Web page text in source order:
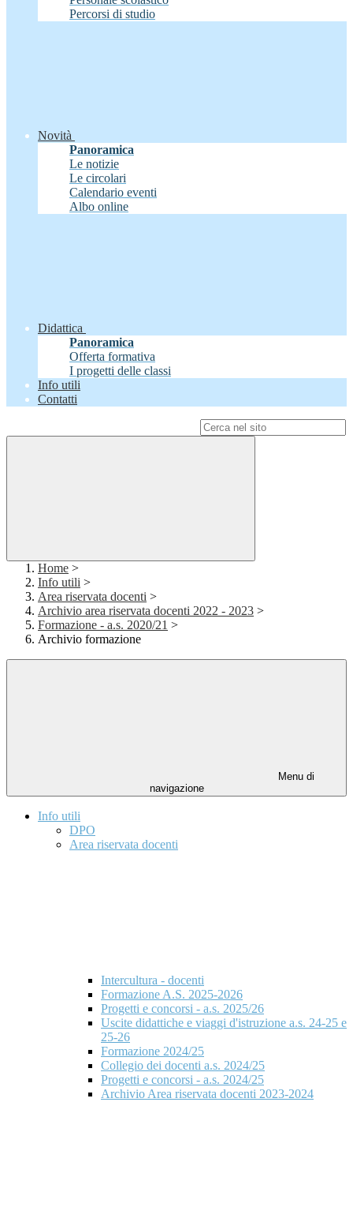
Percorsi di studio
Novità
Panoramica
Le notizie
Le circolari
Calendario eventi
Albo online
Didattica
Panoramica
Offerta formativa
I progetti delle classi
Info utili
Contatti
Home >
Info utili >
Area riservata docenti >
Archivio area riservata docenti 2022 - 2023 >
Formazione - a.s. 2020/21 >
Archivio formazione
Menu di
navigazione
Info utili
DPO
Area riservata docenti
Intercultura - docenti
Formazione A.S. 2025-2026
Progetti e concorsi - a.s. 2025/26
Uscite didattiche e viaggi d'istruzione a.s. 24-25 e
25-26
Formazione 2024/25
Collegio dei docenti a.s. 2024/25
Progetti e concorsi - a.s. 2024/25
Archivio Area riservata docenti 2023-2024